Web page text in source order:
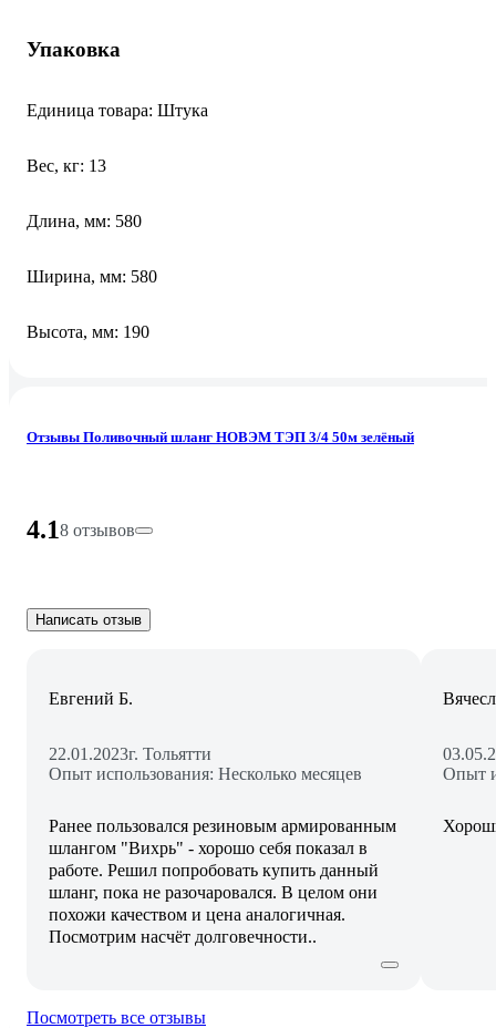
Упаковка
Единица товара: Штука
Вес, кг: 13
Длина, мм: 580
Ширина, мм: 580
Высота, мм: 190
Отзывы Поливочный шланг НОВЭМ ТЭП 3/4 50м зелёный
4.18 отзывов
Написать отзыв
Евгений Б.
22.01.2023г. Тольятти
Опыт использования: Несколько месяцев
Ранее пользовался резиновым армированным
шлангом "Вихрь" - хорошо себя показал в
работе. Решил попробовать купить данный
шланг, пока не разочаровался. В целом они
похожи качеством и цена аналогичная.
Посмотрим насчёт долговечности..
Опыт
Посмотреть все отзывы